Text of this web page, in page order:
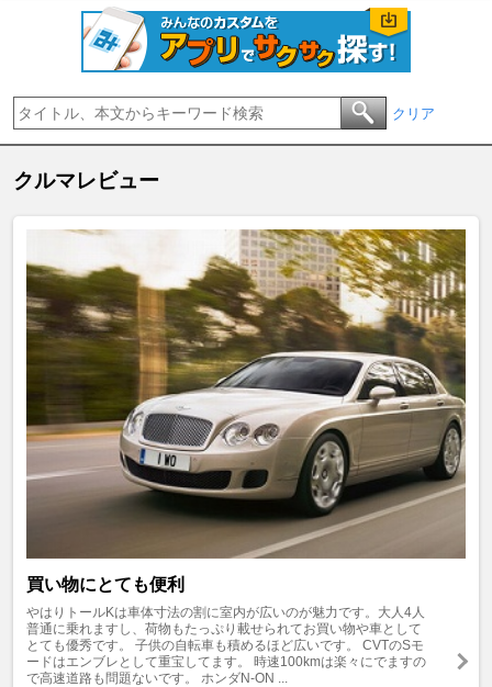
クリア
クルマレビュー
買い物にとても便利
やはりトールKは車体寸法の割に室内が広いのが魅力です。大人4人
普通に乗れますし、荷物もたっぷり載せられてお買い物や車として
とても優秀です。 子供の自転車も積めるほど広いです。 CVTのSモ
ードはエンブレとして重宝してます。 時速100kmは楽々にでますの
で高速道路も問題ないです。 ホンダN-ON ...